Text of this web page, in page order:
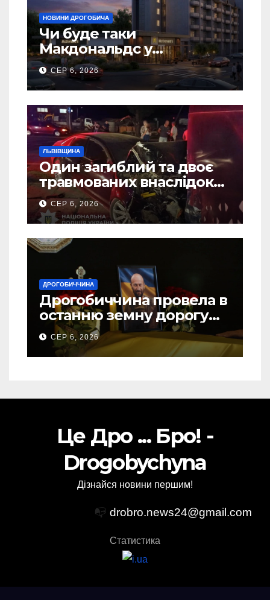
НОВИНИ ДРОГОБИЧА
Чи буде таки
Макдональдс у
Дрогобичі? (Фото)
СЕР 6, 2026
ЛЬВІВЩИНА
Один загиблий та двоє
травмованих внаслідок
ДТП на Самбірщині
СЕР 6, 2026
ДРОГОБИЧЧИНА
Дрогобиччина провела в
останню земну дорогу
свого Захисника – Олега
Торського
СЕР 6, 2026
Це Дро ... Бро! -
Drogobychyna
Дізнайся новини першим!
📭 drobro.news24@gmail.com
Статистика